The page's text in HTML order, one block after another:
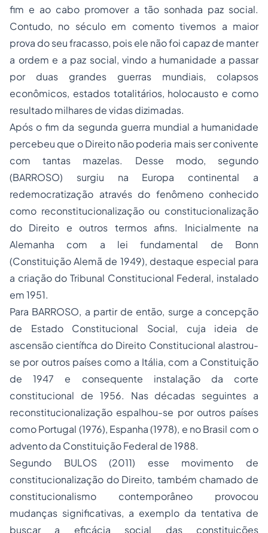
fim e ao cabo promover a tão sonhada paz social.
Contudo, no século em comento tivemos a maior
prova do seu fracasso, pois ele não foi capaz de manter
a ordem e a paz social, vindo a humanidade a passar
por duas grandes guerras mundiais, colapsos
econômicos, estados totalitários, holocausto e como
resultado milhares de vidas dizimadas.
Após o fim da segunda guerra mundial a humanidade
percebeu que o Direito não poderia mais ser conivente
com tantas mazelas. Desse modo, segundo
(BARROSO) surgiu na Europa continental a
redemocratização através do fenômeno conhecido
como reconstitucionalização ou constitucionalização
do Direito e outros termos afins. Inicialmente na
Alemanha com a lei fundamental de Bonn
(Constituição Alemã de 1949), destaque especial para
a criação do Tribunal Constitucional Federal, instalado
em 1951.
Para BARROSO, a partir de então, surge a concepção
de Estado Constitucional Social, cuja ideia de
ascensão científica do Direito Constitucional alastrou-
se por outros países como a Itália, com a Constituição
de 1947 e consequente instalação da corte
constitucional de 1956. Nas décadas seguintes a
reconstitucionalização espalhou-se por outros países
como Portugal (1976), Espanha (1978), e no Brasil com o
advento da Constituição Federal de 1988.
Segundo BULOS (2011) esse movimento de
constitucionalização do Direito, também chamado de
constitucionalismo contemporâneo provocou
mudanças significativas, a exemplo da tentativa de
buscar a eficácia social das constituições